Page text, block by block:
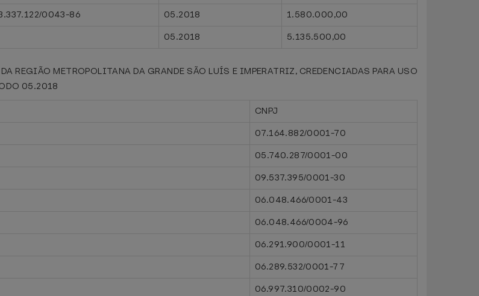
0043-86 05.2018
1.580.000,00
05.2018 5.135.500,00
REGIÃO METROPOLITANA DA GRANDE SÃO LUÍS E IMPERATRIZ, CREDENCIADAS PARA USO
05.2018
CNPJ
07.164.882/0001-70
05.740.287/0001-00
09.537.395/0001-30
06.048.466/0001-43
06.048.466/0004-96
06.291.900/0001-11
06.289.532/0001-77
06.997.310/0002-90